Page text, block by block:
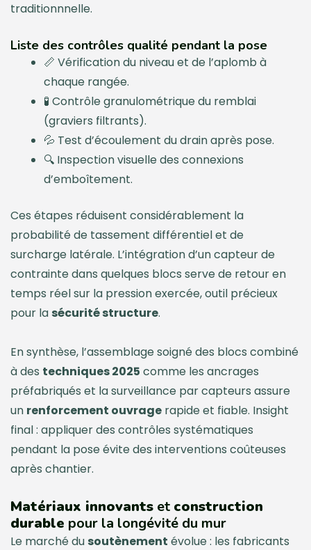
traditionnnelle.
Liste des contrôles qualité pendant la pose
📏 Vérification du niveau et de l’aplomb à
chaque rangée.
🧪 Contrôle granulométrique du remblai
(graviers filtrants).
💦 Test d’écoulement du drain après pose.
🔍 Inspection visuelle des connexions
d’emboîtement.
Ces étapes réduisent considérablement la
probabilité de tassement différentiel et de
surcharge latérale. L’intégration d’un capteur de
contrainte dans quelques blocs serve de retour en
temps réel sur la pression exercée, outil précieux
pour la sécurité structure.
En synthèse, l’assemblage soigné des blocs combiné
à des techniques 2025 comme les ancrages
préfabriqués et la surveillance par capteurs assure
un renforcement ouvrage rapide et fiable. Insight
final : appliquer des contrôles systématiques
pendant la pose évite des interventions coûteuses
après chantier.
Matériaux innovants et construction
durable pour la longévité du mur
Le marché du soutènement évolue : les fabricants